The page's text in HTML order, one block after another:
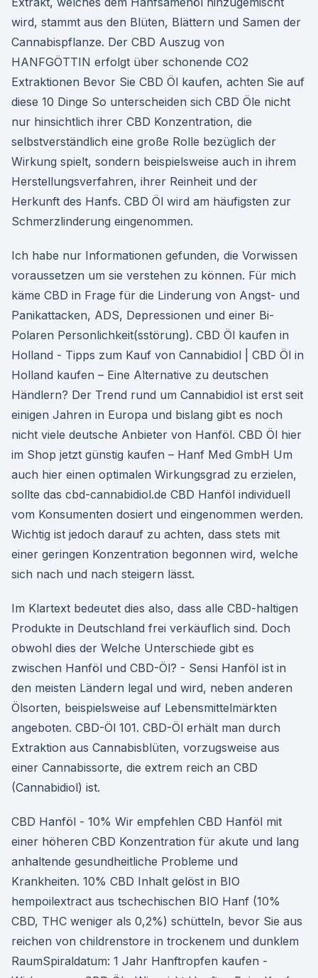
wird, stammt aus den Blüten, Blättern und Samen der
Cannabispflanze. Der CBD Auszug von
HANFGÖTTIN erfolgt über schonende CO2
Extraktionen Bevor Sie CBD Öl kaufen, achten Sie auf
diese 10 Dinge So unterscheiden sich CBD Öle nicht
nur hinsichtlich ihrer CBD Konzentration, die
selbstverständlich eine große Rolle bezüglich der
Wirkung spielt, sondern beispielsweise auch in ihrem
Herstellungsverfahren, ihrer Reinheit und der
Herkunft des Hanfs. CBD Öl wird am häufigsten zur
Schmerzlinderung eingenommen.
Ich habe nur Informationen gefunden, die Vorwissen
voraussetzen um sie verstehen zu können. Für mich
käme CBD in Frage für die Linderung von Angst- und
Panikattacken, ADS, Depressionen und einer Bi-
Polaren Personlichkeit(sstörung). CBD Öl kaufen in
Holland - Tipps zum Kauf von Cannabidiol | CBD Öl in
Holland kaufen – Eine Alternative zu deutschen
Händlern? Der Trend rund um Cannabidiol ist erst seit
einigen Jahren in Europa und bislang gibt es noch
nicht viele deutsche Anbieter von Hanföl. CBD Öl hier
im Shop jetzt günstig kaufen – Hanf Med GmbH Um
auch hier einen optimalen Wirkungsgrad zu erzielen,
sollte das cbd-cannabidiol.de CBD Hanföl individuell
vom Konsumenten dosiert und eingenommen werden.
Wichtig ist jedoch darauf zu achten, dass stets mit
einer geringen Konzentration begonnen wird, welche
sich nach und nach steigern lässt.
Im Klartext bedeutet dies also, dass alle CBD-haltigen
Produkte in Deutschland frei verkäuflich sind. Doch
obwohl dies der Welche Unterschiede gibt es
zwischen Hanföl und CBD-Öl? - Sensi Hanföl ist in
den meisten Ländern legal und wird, neben anderen
Ölsorten, beispielsweise auf Lebensmittelmärkten
angeboten. CBD-Öl 101. CBD-Öl erhält man durch
Extraktion aus Cannabisblüten, vorzugsweise aus
einer Cannabissorte, die extrem reich an CBD
(Cannabidiol) ist.
CBD Hanföl - 10% Wir empfehlen CBD Hanföl mit
einer höheren CBD Konzentration für akute und lang
anhaltende gesundheitliche Probleme und
Krankheiten. 10% CBD Inhalt gelöst in BIO
hempoilextract aus tschechischen BIO Hanf (10%
CBD, THC weniger als 0,2%) schütteln, bevor Sie aus
reichen von childrenstore in trockenem und dunklem
RaumSpiraldatum: 1 Jahr Hanftropfen kaufen -